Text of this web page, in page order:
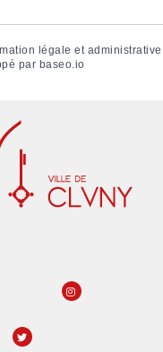
légale et administrative
par baseo.io